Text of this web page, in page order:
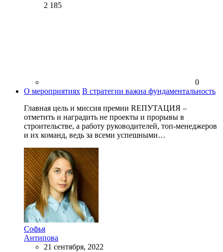
2 185
0
О мероприятиях В стратегии важна фундаментальность
Главная цель и миссия премии RЕПУТАЦИЯ –
отметить и наградить не проекты и прорывы в
строительстве, а работу руководителей, топ-менеджеров
и их команд, ведь за всеми успешными…
Софья
Антипова
21 сентября, 2022